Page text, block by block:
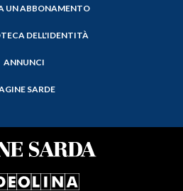
UN ABBONAMENTO
DELL'IDENTITÀ
ANNUNCI
SARDE